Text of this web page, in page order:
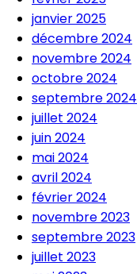
janvier 2025
décembre 2024
novembre 2024
octobre 2024
septembre 2024
juillet 2024
juin 2024
mai 2024
avril 2024
février 2024
novembre 2023
septembre 2023
juillet 2023